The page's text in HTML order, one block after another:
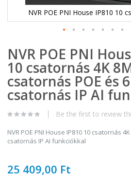
NVR POE PNI House IP810 10
a
képgaléria
elejére
NVR POE PNI
10 csatornás 4K
csatornás POE és 6
csatornás IP AI
Be the first to review
NVR POE PNI House IP810 10 csatornás
csatornás IP AI funkciókkal
25 409,00 Ft